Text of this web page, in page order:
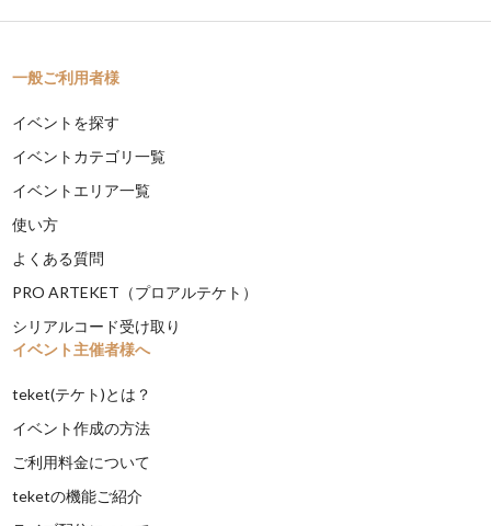
一般ご利用者様
イベントを探す
イベントカテゴリ一覧
イベントエリア一覧
使い方
よくある質問
PRO ARTEKET（プロアルテケト）
シリアルコード受け取り
イベント主催者様へ
teket(テケト)とは？
イベント作成の方法
ご利用料金について
teketの機能ご紹介